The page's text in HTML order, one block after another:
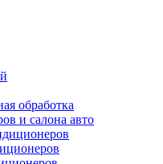
обработка
и салона авто